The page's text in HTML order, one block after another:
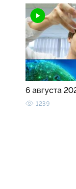
6 августа
1239